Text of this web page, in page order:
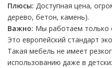
Плюсы: Доступная цена,
дерево, бетон, камень).
Важно: Мы работаем только
Это европейский стандарт
Такая мебель не имеет
использованию даже в